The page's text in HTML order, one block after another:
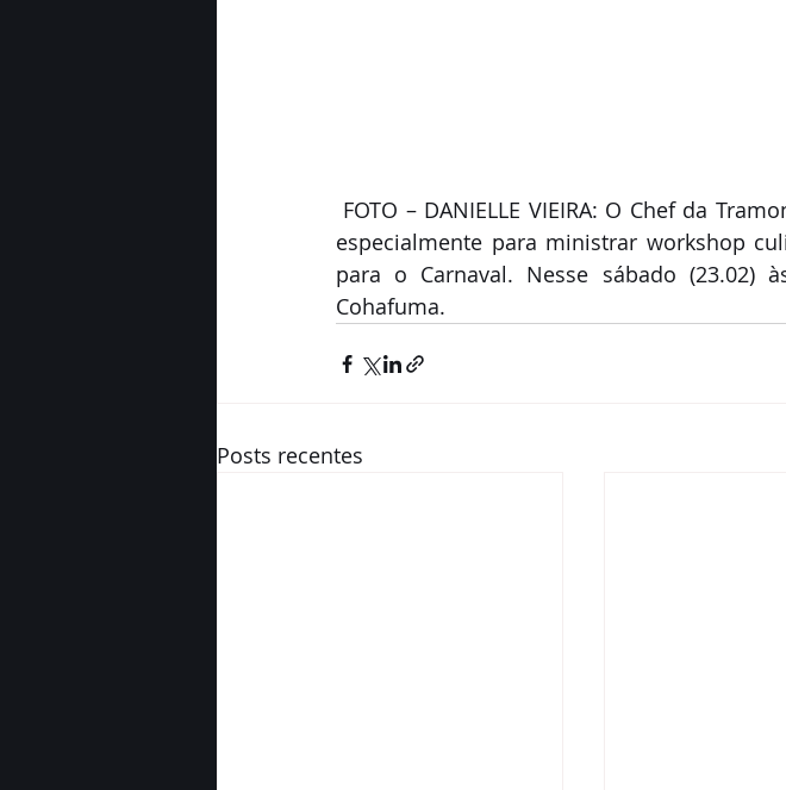
especialmente para ministrar workshop
para o Carnaval. Nesse sábado (23.02)
Cohafuma.
Posts recentes